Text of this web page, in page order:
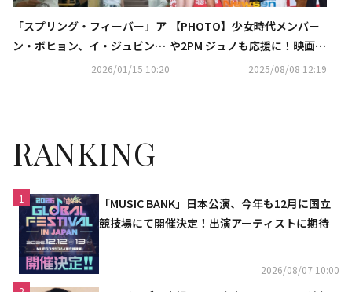
「スプリング・フィーバー」ア
ン・ボヒョン、イ・ジュビンの
心を変えようと奮闘【ネタバレ
2026/01/15 10:20
【PHOTO】少女時代メンバー
や2PM ジュノも応援に！映画
「プリティ・クレイジー 悪魔が
2025/08/08 12:19
RANKING
1
「MUSIC BANK」日本公演、今年も12月に国立
競技場にて開催決定！出演アーティストに期待
2026/08/07 10:00